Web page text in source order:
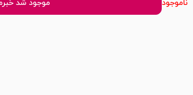
ناموجود موجود شد